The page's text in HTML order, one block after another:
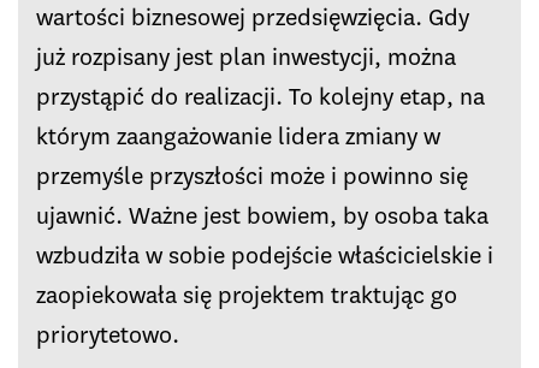
wartości biznesowej przedsięwzięcia. Gdy
już rozpisany jest plan inwestycji, można
przystąpić do realizacji. To kolejny etap, na
którym zaangażowanie lidera zmiany w
przemyśle przyszłości może i powinno się
ujawnić. Ważne jest bowiem, by osoba taka
wzbudziła w sobie podejście właścicielskie i
zaopiekowała się projektem traktując go
priorytetowo.